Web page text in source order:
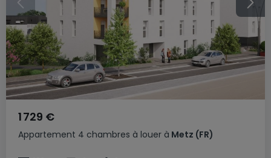
Appartement 4 chambres à louer à Metz (FR)
1 729 €